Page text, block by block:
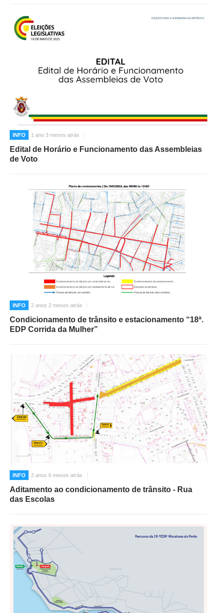
INFO 1 ano 3 meses atrás
Edital de Horário e Funcionamento das Assembleias
de Voto
INFO 2 anos 2 meses atrás
Condicionamento de trânsito e estacionamento “18ª.
EDP Corrida da Mulher”
INFO 2 anos 6 meses atrás
Aditamento ao condicionamento de trânsito - Rua
das Escolas